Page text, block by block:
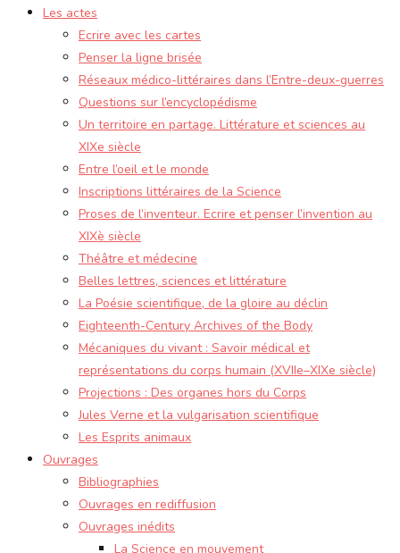
Les actes
Ecrire avec les cartes
Penser la ligne brisée
Réseaux médico-littéraires dans l’Entre-deux-guerres
Questions sur l’encyclopédisme
Un territoire en partage. Littérature et sciences au
XIXe siècle
Entre l’oeil et le monde
Inscriptions littéraires de la Science
Proses de l’inventeur. Ecrire et penser l’invention au
XIXè siècle
Théâtre et médecine
Belles lettres, sciences et littérature
La Poésie scientifique, de la gloire au déclin
Eighteenth-Century Archives of the Body
Mécaniques du vivant : Savoir médical et
représentations du corps humain (XVIIe–XIXe siècle)
Projections : Des organes hors du Corps
Jules Verne et la vulgarisation scientifique
Les Esprits animaux
Ouvrages
Bibliographies
Ouvrages en rediffusion
Ouvrages inédits
La Science en mouvement